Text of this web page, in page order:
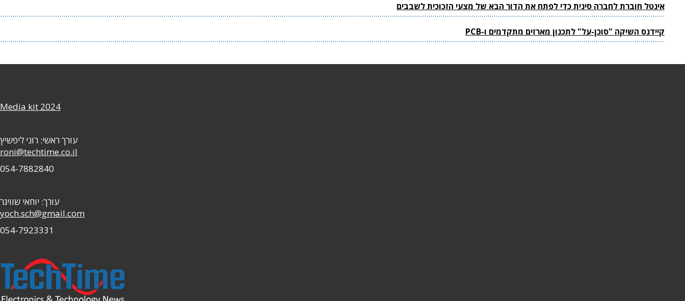
אינטל חוברת לחברה סינית כדי לפתח את הדור הבא של מצעי הזכוכית לשבבים
קיידנס השיקה "סוכן-על" לתכנון מארזים מתקדמים ו-PCB
Media kit 2024
עורך ראשי: רוני ליפשיץ
roni@techtime.co.il
054-7882840
עורך: יוחאי שוויגר
yoch.sch@gmail.com
054-7923331